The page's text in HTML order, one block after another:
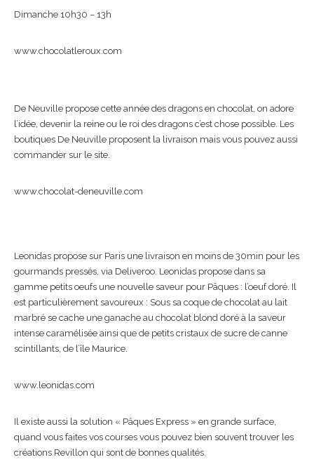
Dimanche 10h30 – 13h
www.chocolatleroux.com
De Neuville propose cette année des dragons en chocolat, on adore
l’idée, devenir la reine ou le roi des dragons c’est chose possible. Les
boutiques De Neuville proposent la livraison mais vous pouvez aussi
commander sur le site.
www.chocolat-deneuville.com
Leonidas propose sur Paris une livraison en moins de 30min pour les
gourmands pressés, via Deliveroo. Leonidas propose dans sa
gamme petits oeufs une nouvelle saveur pour Pâques : l’oeuf doré. Il
est particulièrement savoureux : Sous sa coque de chocolat au lait
marbré se cache une ganache au chocolat blond doré à la saveur
intense caramélisée ainsi que de petits cristaux de sucre de canne
scintillants, de l’île Maurice.
www.leonidas.com
Il existe aussi la solution « Pâques Express » en grande surface,
quand vous faites vos courses vous pouvez bien souvent trouver les
créations Revillon qui sont de bonnes qualités.